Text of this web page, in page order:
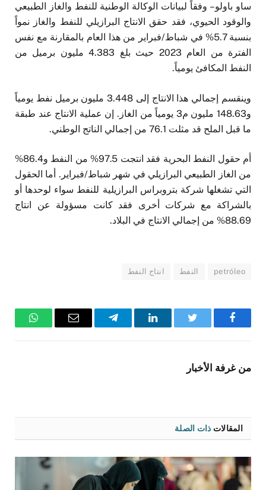
ساو باولو – وفقاً لبيانات الوكالة الوطنية للنفط والغاز الطبيعي
والوقود الحيوي، فقد حقق الانتاج البرازيلي للنفط والغاز نمواً
بنسبة 5.7% في شباط/فبراير من هذا العام بالمقارنة مع نفس
الفترة من العام 2023 حيث بلغ 4.383 مليون برميل من
النفط المكافئ يومياً.
وينقسم إجمالي هذا الانتاج إلى 3.448 مليون برميل نفط يومياً
و148.63 مليون م3 يومياً من الغاز. إن عملية الانتاج عند طبقة
ما قبل الملح قد مثلت 76.1 من إجمالي الناتج الوطني.
أم حقول النفط البحرية فقد انتجت 97.5% من النفط و86.4%
من الغاز الطبيعي البرازيلي في شهر شباط/فبراير. أما الحقول
التي تشغلها شركة بتروبراس البرازيلية للنفط سواء لوحدها أو
بالشراكة مع شركات أخرى فقد كانت مسؤولة عن انتاج
88.69% من إجمالي الانتاج في البلاد.
petróleo النفط انتاج النفط
فيسبوك تويتر لينكدإن تيلقرام
البريد
واتساب
من غرفة الأخبار
المقالات ذات الصلة